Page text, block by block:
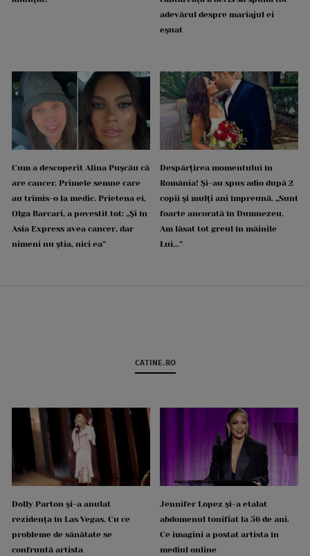
adevărul despre mariajul ei
eșuat
Cum a descoperit Alina Pușcău că
are cancer. Primele semne care
au trimis-o la medic. Prietena ei,
Olga Barcari, a povestit tot: „Și în
Asia Express avea cancer, dar
nimeni nu știa, nici ea”
Despărțirea momentului în
România! Și-au spus adio după 2
copii și mulți ani împreună. „Sunt
foarte ancorată în Dumnezeu.
Am lăsat tot greul în mâinile
Lui...”
CATINE.RO
Dolly Parton și-a anulat
rezidența în Las Vegas. Cu ce
probleme de sănătate se
confruntă artista
Jennifer Lopez și-a etalat
abdomenul tonifiat la 56 de ani.
Ce imagini a postat artista în
mediul online